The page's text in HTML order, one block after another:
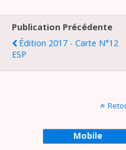
Publication Précédente
Édition 2017 - Carte N°12
ESP
Mobile